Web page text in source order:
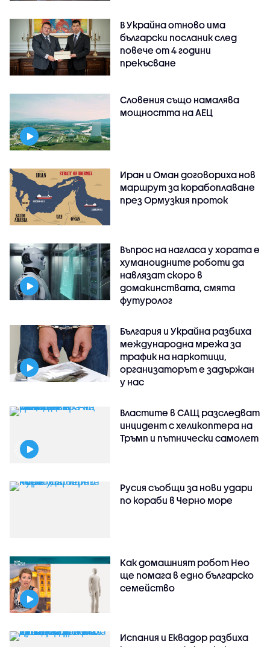
В Украйна отново има
български посланик след
повече от 4 години
прекъсване
Словения също намалява
мощността на АЕЦ
Иран и Оман договориха нов
маршрут за корабоплаване
през Ормузкия проток
Въпрос на нагласа у хората е
хуманоидните роботи да
навлязат скоро в
домакинствата, смята
футуролог
България и Украйна разбиха
международна мрежа за
трафик на наркотици,
организаторът е задържан
у нас
Властите в САЩ разследват
инцидент с хеликоптера на
Тръмп и пътнически самолет
Русия съобщи за нови удари
по кораби в Черно море
Как домашният робот Нео
ще помага в едно българско
семейство
Испания и Еквадор разбиха